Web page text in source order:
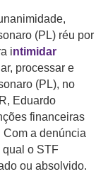
(PL) réu por
intimidar
processar e
(PL), no
Eduardo
financeiras
Com a denúncia
qual o STF
ou absolvido.